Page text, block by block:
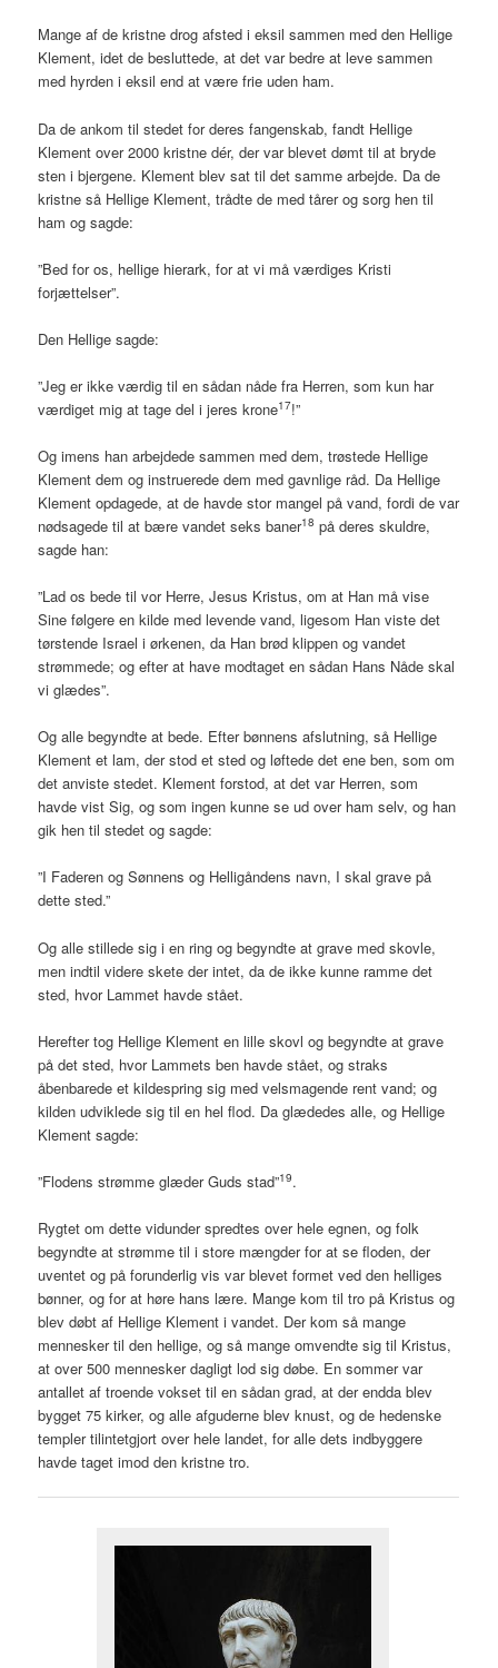
Mange af de kristne drog afsted i eksil sammen med den Hellige
Klement, idet de besluttede, at det var bedre at leve sammen
med hyrden i eksil end at være frie uden ham.
Da de ankom til stedet for deres fangenskab, fandt Hellige
Klement over 2000 kristne dér, der var blevet dømt til at bryde
sten i bjergene. Klement blev sat til det samme arbejde. Da de
kristne så Hellige Klement, trådte de med tårer og sorg hen til
ham og sagde:
”Bed for os, hellige hierark, for at vi må værdiges Kristi
forjættelser”.
Den Hellige sagde:
”Jeg er ikke værdig til en sådan nåde fra Herren, som kun har
værdiget mig at tage del i jeres krone17!”
Og imens han arbejdede sammen med dem, trøstede Hellige
Klement dem og instruerede dem med gavnlige råd. Da Hellige
Klement opdagede, at de havde stor mangel på vand, fordi de var
nødsagede til at bære vandet seks baner18 på deres skuldre,
sagde han:
”Lad os bede til vor Herre, Jesus Kristus, om at Han må vise
Sine følgere en kilde med levende vand, ligesom Han viste det
tørstende Israel i ørkenen, da Han brød klippen og vandet
strømmede; og efter at have modtaget en sådan Hans Nåde skal
vi glædes”.
Og alle begyndte at bede. Efter bønnens afslutning, så Hellige
Klement et lam, der stod et sted og løftede det ene ben, som om
det anviste stedet. Klement forstod, at det var Herren, som
havde vist Sig, og som ingen kunne se ud over ham selv, og han
gik hen til stedet og sagde:
”I Faderen og Sønnens og Helligåndens navn, I skal grave på
dette sted.”
Og alle stillede sig i en ring og begyndte at grave med skovle,
men indtil videre skete der intet, da de ikke kunne ramme det
sted, hvor Lammet havde stået.
Herefter tog Hellige Klement en lille skovl og begyndte at grave
på det sted, hvor Lammets ben havde stået, og straks
åbenbarede et kildespring sig med velsmagende rent vand; og
kilden udviklede sig til en hel flod. Da glædedes alle, og Hellige
Klement sagde:
”Flodens strømme glæder Guds stad”19.
Rygtet om dette vidunder spredtes over hele egnen, og folk
begyndte at strømme til i store mængder for at se floden, der
uventet og på forunderlig vis var blevet formet ved den helliges
bønner, og for at høre hans lære. Mange kom til tro på Kristus og
blev døbt af Hellige Klement i vandet. Der kom så mange
mennesker til den hellige, og så mange omvendte sig til Kristus,
at over 500 mennesker dagligt lod sig døbe. En sommer var
antallet af troende vokset til en sådan grad, at der endda blev
bygget 75 kirker, og alle afguderne blev knust, og de hedenske
templer tilintetgjort over hele landet, for alle dets indbyggere
havde taget imod den kristne tro.